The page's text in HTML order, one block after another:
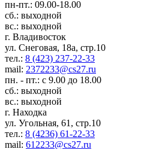
пн-пт.: 09.00-18.00
сб.: выходной
вс.: выходной
г. Владивосток
ул. Снеговая, 18а, стр.10
тел.: 8 (423) 237-22-33
mail: 2372233@cs27.ru
пн. - пт.: с 9.00 до 18.00
сб.: выходной
вс.: выходной
г. Находка
ул. Угольная, 61, стр.10
тел.: 8 (4236) 61-22-33
mail: 612233@cs27.ru